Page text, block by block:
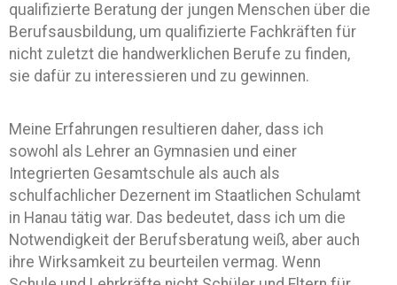
qualifizierte Beratung der jungen Menschen über die
Berufsausbildung, um qualifizierte Fachkräften für
nicht zuletzt die handwerklichen Berufe zu finden,
sie dafür zu interessieren und zu gewinnen.
Meine Erfahrungen resultieren daher, dass ich
sowohl als Lehrer an Gymnasien und einer
Integrierten Gesamtschule als auch als
schulfachlicher Dezernent im Staatlichen Schulamt
in Hanau tätig war. Das bedeutet, dass ich um die
Notwendigkeit der Berufsberatung weiß, aber auch
ihre Wirksamkeit zu beurteilen vermag. Wenn